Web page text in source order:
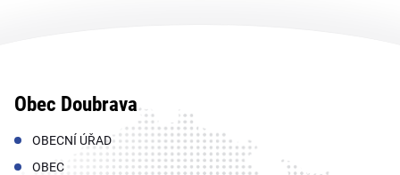
Obec Doubrava
OBECNÍ ÚŘAD
OBEC